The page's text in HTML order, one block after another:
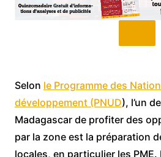
Selon le Programme des
développement (PNUD), l’un
Madagascar de profiter des
par la zone est la préparation
locales, en particulier les PME.